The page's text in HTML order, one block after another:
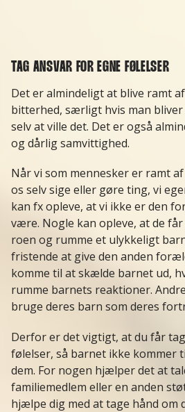
TAG ANSVAR FOR EGNE FØLELSER
Det er almindeligt at blive ramt
bitterhed, særligt hvis man
selv at ville det. Det er også
og dårlig samvittighed.
Når vi som mennesker er ramt
os selv sige eller gøre ting, vi
kan fx opleve, at vi ikke er den
være. Nogle kan opleve, at de
roen og rumme et ulykkeligt
fristende at give den anden
komme til at skælde barnet ud,
rumme barnets reaktioner.
bruge deres barn som deres
Derfor er det vigtigt, at du får
følelser, så barnet ikke kommer
dem. For nogen hjælper det at
familiemedlem eller en anden
hjælpe dig med at tage hånd om